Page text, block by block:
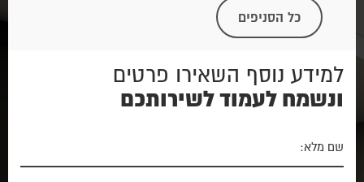
כל הסניפים
למידע נוסף השאירו פרטים
ונשמח לעמוד לשירותכם